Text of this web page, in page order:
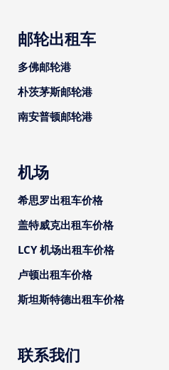
邮轮出租车
多佛邮轮港
朴茨茅斯邮轮港
南安普顿邮轮港
机场
希思罗出租车价格
盖特威克出租车价格
LCY 机场出租车价格
卢顿出租车价格
斯坦斯特德出租车价格
联系我们